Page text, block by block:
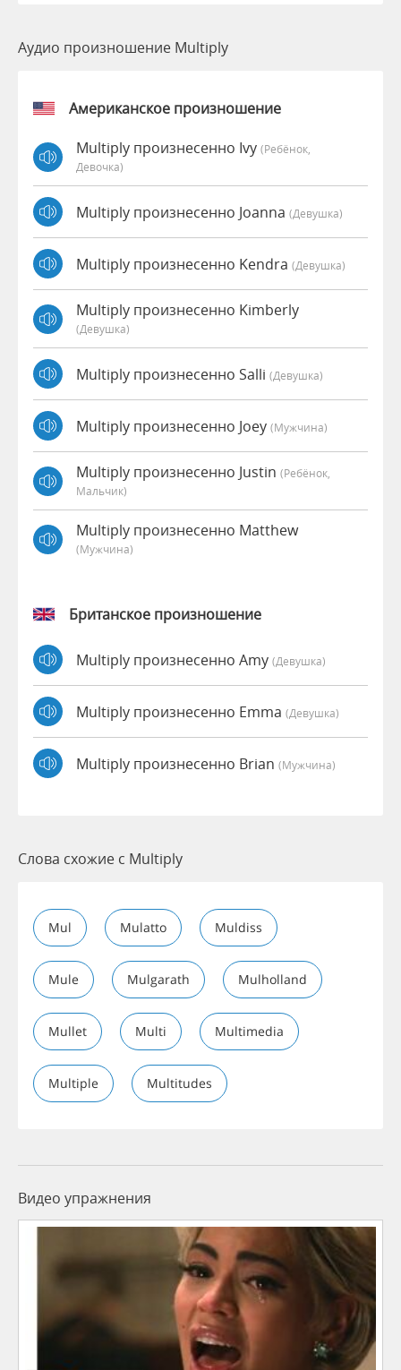
Аудио произношение Multiply
Американское произношение
Multiply произнесенно Ivy (Ребёнок,
Девочка)
Multiply произнесенно Joanna (девушка)
Multiply произнесенно Kendra (девушка)
Multiply произнесенно Kimberly
(девушка)
Multiply произнесенно Salli (девушка)
Multiply произнесенно Joey (мужчина)
Multiply произнесенно Justin (Ребёнок,
Мальчик)
Multiply произнесенно Matthew
(мужчина)
Британское произношение
Multiply произнесенно Amy (девушка)
Multiply произнесенно Emma (девушка)
Multiply произнесенно Brian (мужчина)
Слова схожие с Multiply
Mul Mulatto Muldiss
Mule Mulgarath Mulholland
Mullet Multi Multimedia
Multiple Multitudes
Видео упражнения